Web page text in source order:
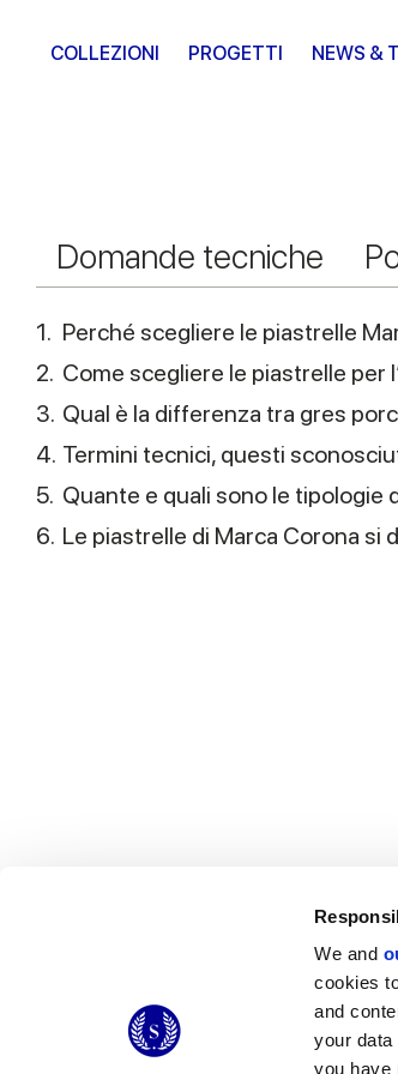
We and
cookies
and
your data
you have
COLLEZIONI PROGETTI NEWS &
Domande tecniche
1. Perché scegliere le piastrelle
2. Come scegliere le piastrelle per
3. Qual è la differenza tra gres
4. Termini tecnici, questi
5. Quante e quali sono le tipologie
6. Le piastrelle di Marca Corona si
© 2026 CERAMICHE MARCA CORONA
Ceramiche Marca Corona
S.p.a. - P.IVA:
Via Emilia Romagna 7, 41049 Sassuolo
T: +39 0536 867200